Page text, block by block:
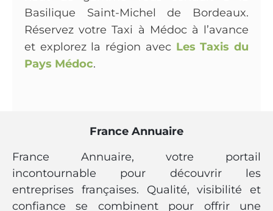
Basilique Saint-Michel de Bordeaux.
Réservez votre Taxi à Médoc à l’avance
et explorez la région avec Les Taxis du
Pays Médoc.
France Annuaire
France Annuaire, votre portail
incontournable pour découvrir les
entreprises françaises. Qualité, visibilité et
confiance se combinent pour offrir une